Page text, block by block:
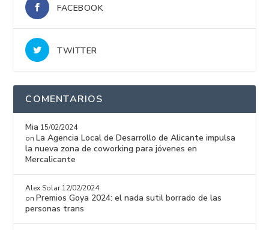
FACEBOOK
TWITTER
COMENTARIOS
Mia 15/02/2024
onLa Agencia Local de Desarrollo de Alicante impulsa
la nueva zona de coworking para jóvenes en
Mercalicante
Alex Solar 12/02/2024
onPremios Goya 2024: el nada sutil borrado de las
personas trans